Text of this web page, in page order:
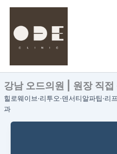
뛰
기강남 오드의원 | 원장 직접
힐로웨이브·리투오·덴서티알파팁·
과